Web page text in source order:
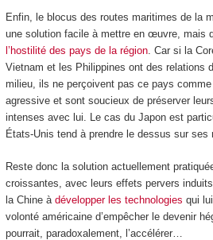
Enfin, le blocus des routes maritimes de la
une solution facile à mettre en œuvre, mais
l’hostilité des pays de la région. Car si la
Vietnam et les Philippines ont des relations
milieu, ils ne perçoivent pas ce pays
agressive et sont soucieux de préserver
intenses avec lui. Le cas du Japon est
États-Unis tend à prendre le dessus sur ses
Reste donc la solution actuellement
croissantes, avec leurs effets pervers
la Chine à développer les technologies qui
volonté américaine d’empêcher le devenir
pourrait, paradoxalement, l’accélérer…